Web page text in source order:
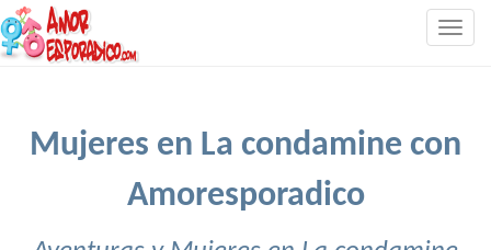
Mujeres en La condamine con
Amoresporadico